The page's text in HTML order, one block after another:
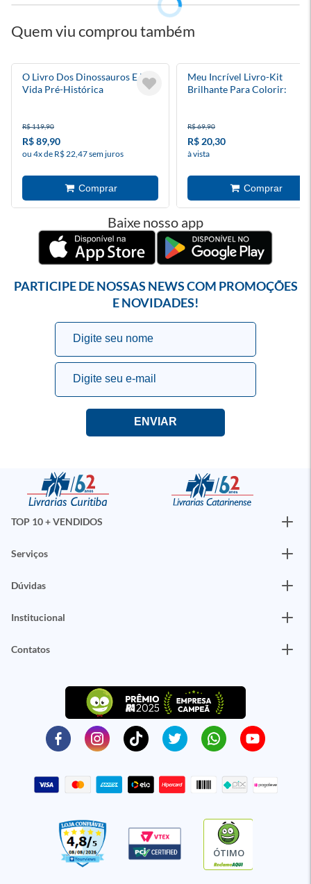
Quem viu comprou também
O Livro Dos Dinossauros E Da
Vida Pré-Histórica
R$ 119,90
R$ 89,90
ou 4x de R$ 22,47 sem juros
Meu Incrível Livro-Kit
Brilhante Para Colorir:
R$ 69,90
R$ 20,30
à vista
Baixe nosso app
PARTICIPE DE NOSSAS NEWS COM PROMOÇÕES
E NOVIDADES!
TOP 10 + VENDIDOS
Serviços
Dúvidas
Institucional
Contatos
ÓTIMO